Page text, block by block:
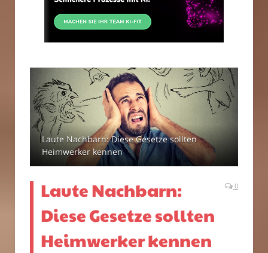
Laute Nachbarn: Diese Gesetze sollten
Heimwerker kennen
Laute Nachbarn:
Diese Gesetze sollten
Heimwerker kennen
0